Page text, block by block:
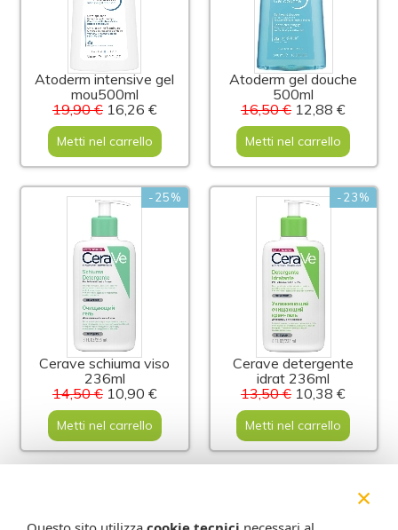
Atoderm intensive gel
mou500ml
19,90 €16,26 €
Metti nel carrello
Atoderm gel douche
500ml
16,50 € 12,88 €
Metti nel carrello
-25%
Cerave schiuma viso
236ml
14,50 €10,90 €
Metti nel carrello
-23%
Cerave detergente
idrat 236ml
13,50 € 10,38 €
Metti nel carrello
×